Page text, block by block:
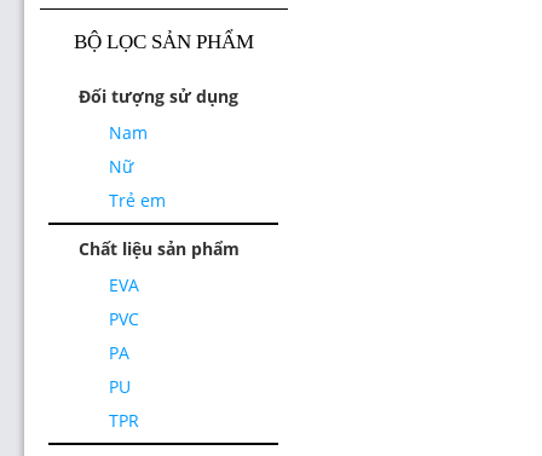
BỘ LỌC SẢN PHẨM
Đối tượng sử dụng
Nam
Nữ
Trẻ em
Chất liệu sản phẩm
EVA
PVC
PA
PU
TPR